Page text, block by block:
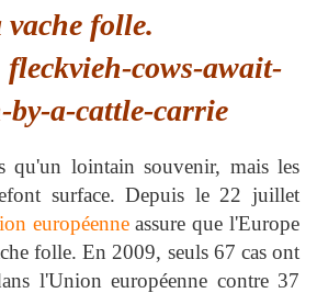
folle.
qu'un lointain souvenir, mais les
surface. Depuis le 22 juillet
européenneassure que l'Europe
folle. En 2009, seuls 67 cas ont
l'Union européenne contre 37